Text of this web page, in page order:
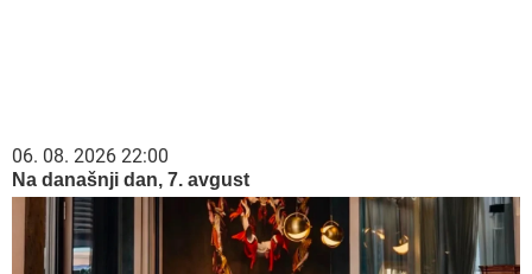
06. 08. 2026 22:00
Na današnji dan, 7. avgust